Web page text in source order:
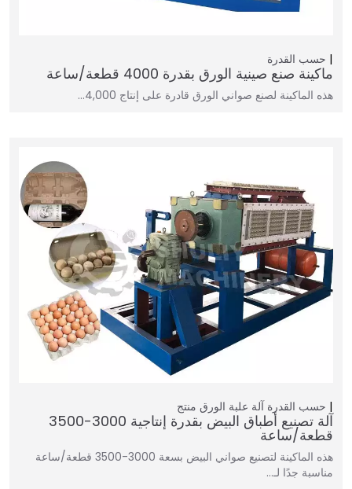
حسب القدرة
ماكينة صنع صينية الورق بقدرة 4000 قطعة/ساعة
هذه الماكينة لصنع صواني الورق قادرة على إنتاج 4,000…
حسب القدرة آلة علبة الورق منتج
آلة تصنيع أطباق البيض بقدرة إنتاجية 3000-3500
قطعة/ساعة
هذه الماكينة لتصنيع صواني البيض بسعة 3000-3500 قطعة/ساعة
مناسبة جدًا لـ…